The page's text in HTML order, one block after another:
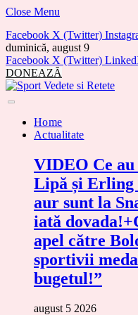
Close Menu
Facebook X (Twitter)
duminică, august 9
Facebook X (Twitter)
DONEAZĂ
Home
Actualitate
VIDEO Ce
Lipă și Erling
aur sunt la
iată
apel către
sportivii
bugetul!”
august 5 2026